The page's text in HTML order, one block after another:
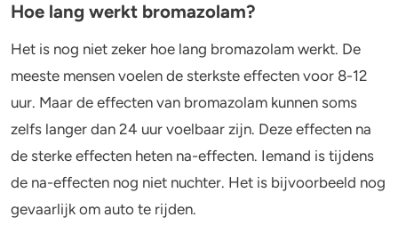
Hoe lang werkt bromazolam?
Het is nog niet zeker hoe lang bromazolam werkt. De
meeste mensen voelen de sterkste effecten voor 8-12
uur. Maar de effecten van bromazolam kunnen soms
zelfs langer dan 24 uur voelbaar zijn. Deze effecten na
de sterke effecten heten na-effecten. Iemand is tijdens
de na-effecten nog niet nuchter. Het is bijvoorbeeld nog
gevaarlijk om auto te rijden.